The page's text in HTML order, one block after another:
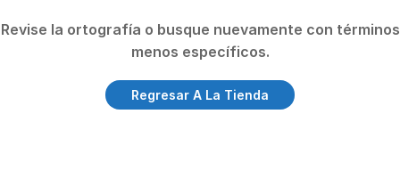
Revise la ortografía o busque nuevamente con términos
menos específicos.
Regresar A La Tienda